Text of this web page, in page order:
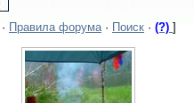
· Правила форума· Поиск · (?) ]